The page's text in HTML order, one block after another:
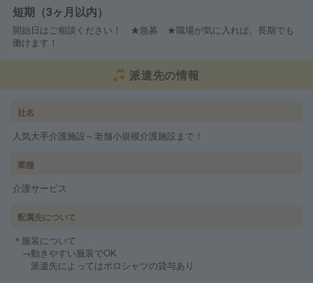
短期（3ヶ月以内）
開始日はご相談ください！ ★急募 ★職場が気に入れば、長期でも
働けます！
派遣先の情報
社名
人気大手介護施設～老舗小規模介護施設まで！
業種
介護サービス
配属先について
＊服装について
→動きやすい服装でOK
派遣先によってはポロシャツの貸与あり